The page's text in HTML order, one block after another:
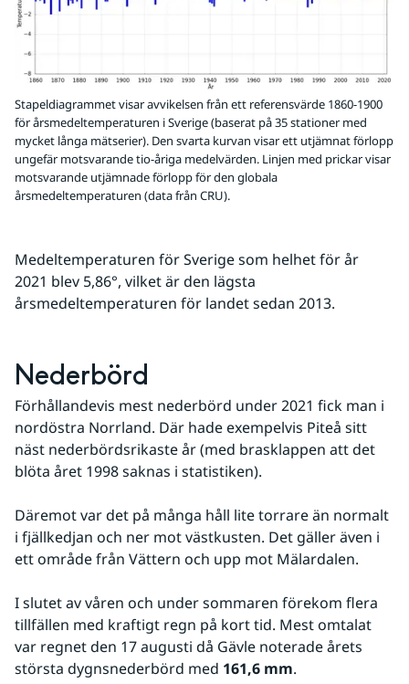
Stapeldiagrammet visar avvikelsen från ett referensvärde 1860-1900
för årsmedeltemperaturen i Sverige (baserat på 35 stationer med
mycket långa mätserier). Den svarta kurvan visar ett utjämnat förlopp
ungefär motsvarande tio-åriga medelvärden. Linjen med prickar visar
motsvarande utjämnade förlopp för den globala
årsmedeltemperaturen (data från CRU).
Medeltemperaturen för Sverige som helhet för år
2021 blev 5,86°, vilket är den lägsta
årsmedeltemperaturen för landet sedan 2013.
Nederbörd
Förhållandevis mest nederbörd under 2021 fick man i
nordöstra Norrland. Där hade exempelvis Piteå sitt
näst nederbördsrikaste år (med brasklappen att det
blöta året 1998 saknas i statistiken).
Däremot var det på många håll lite torrare än normalt
i fjällkedjan och ner mot västkusten. Det gäller även i
ett område från Vättern och upp mot Mälardalen.
I slutet av våren och under sommaren förekom flera
tillfällen med kraftigt regn på kort tid. Mest omtalat
var regnet den 17 augusti då Gävle noterade årets
största dygnsnederbörd med 161,6 mm.